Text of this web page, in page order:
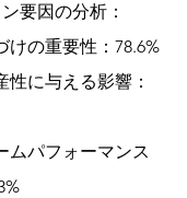
要因の分析：
重要性：78.6%
与える影響：
フォーマンス